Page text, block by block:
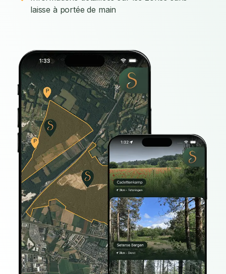
laisse à portée de main